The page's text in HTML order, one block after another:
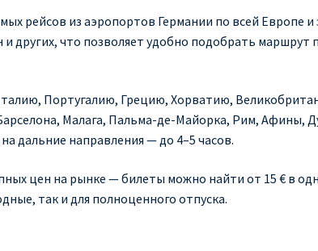
рейсов из аэропортов Германии по всей Европе
других, что позволяет удобно подобрать
Португалию, Грецию, Хорватию,
Малага, Пальма-де-Майорка, Рим, Афины,
дальние направления — до 4–5 часов.
цен на рынке — билеты можно найти от 15 € в
так и для полноценного отпуска.